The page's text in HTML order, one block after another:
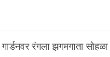
रंगला झगमगाता सोहळा